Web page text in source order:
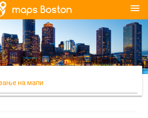
menu
на мапи